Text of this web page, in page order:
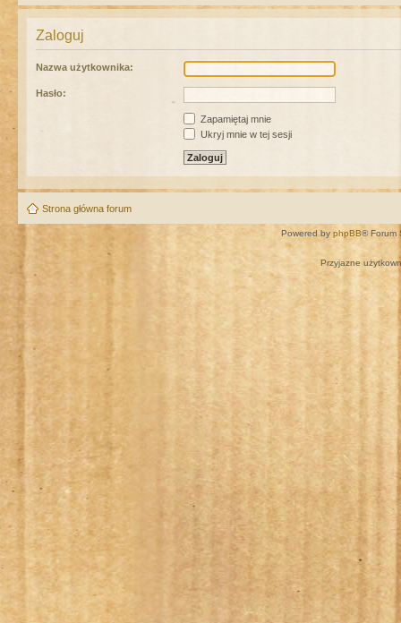
Zaloguj
Nazwa użytkownika:
Hasło:
Zapamiętaj mnie
Ukryj mnie w tej sesji
Strona główna forum
Powered by phpBB® Forum
Przyjazne